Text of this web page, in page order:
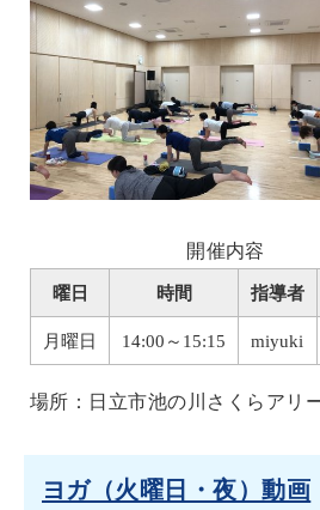
開催内容
曜日 時間 指導者
月曜日 14:00～15:15 miyuki
場所：日立市池の川さくらアリ
ヨガ（火曜日・夜）動画